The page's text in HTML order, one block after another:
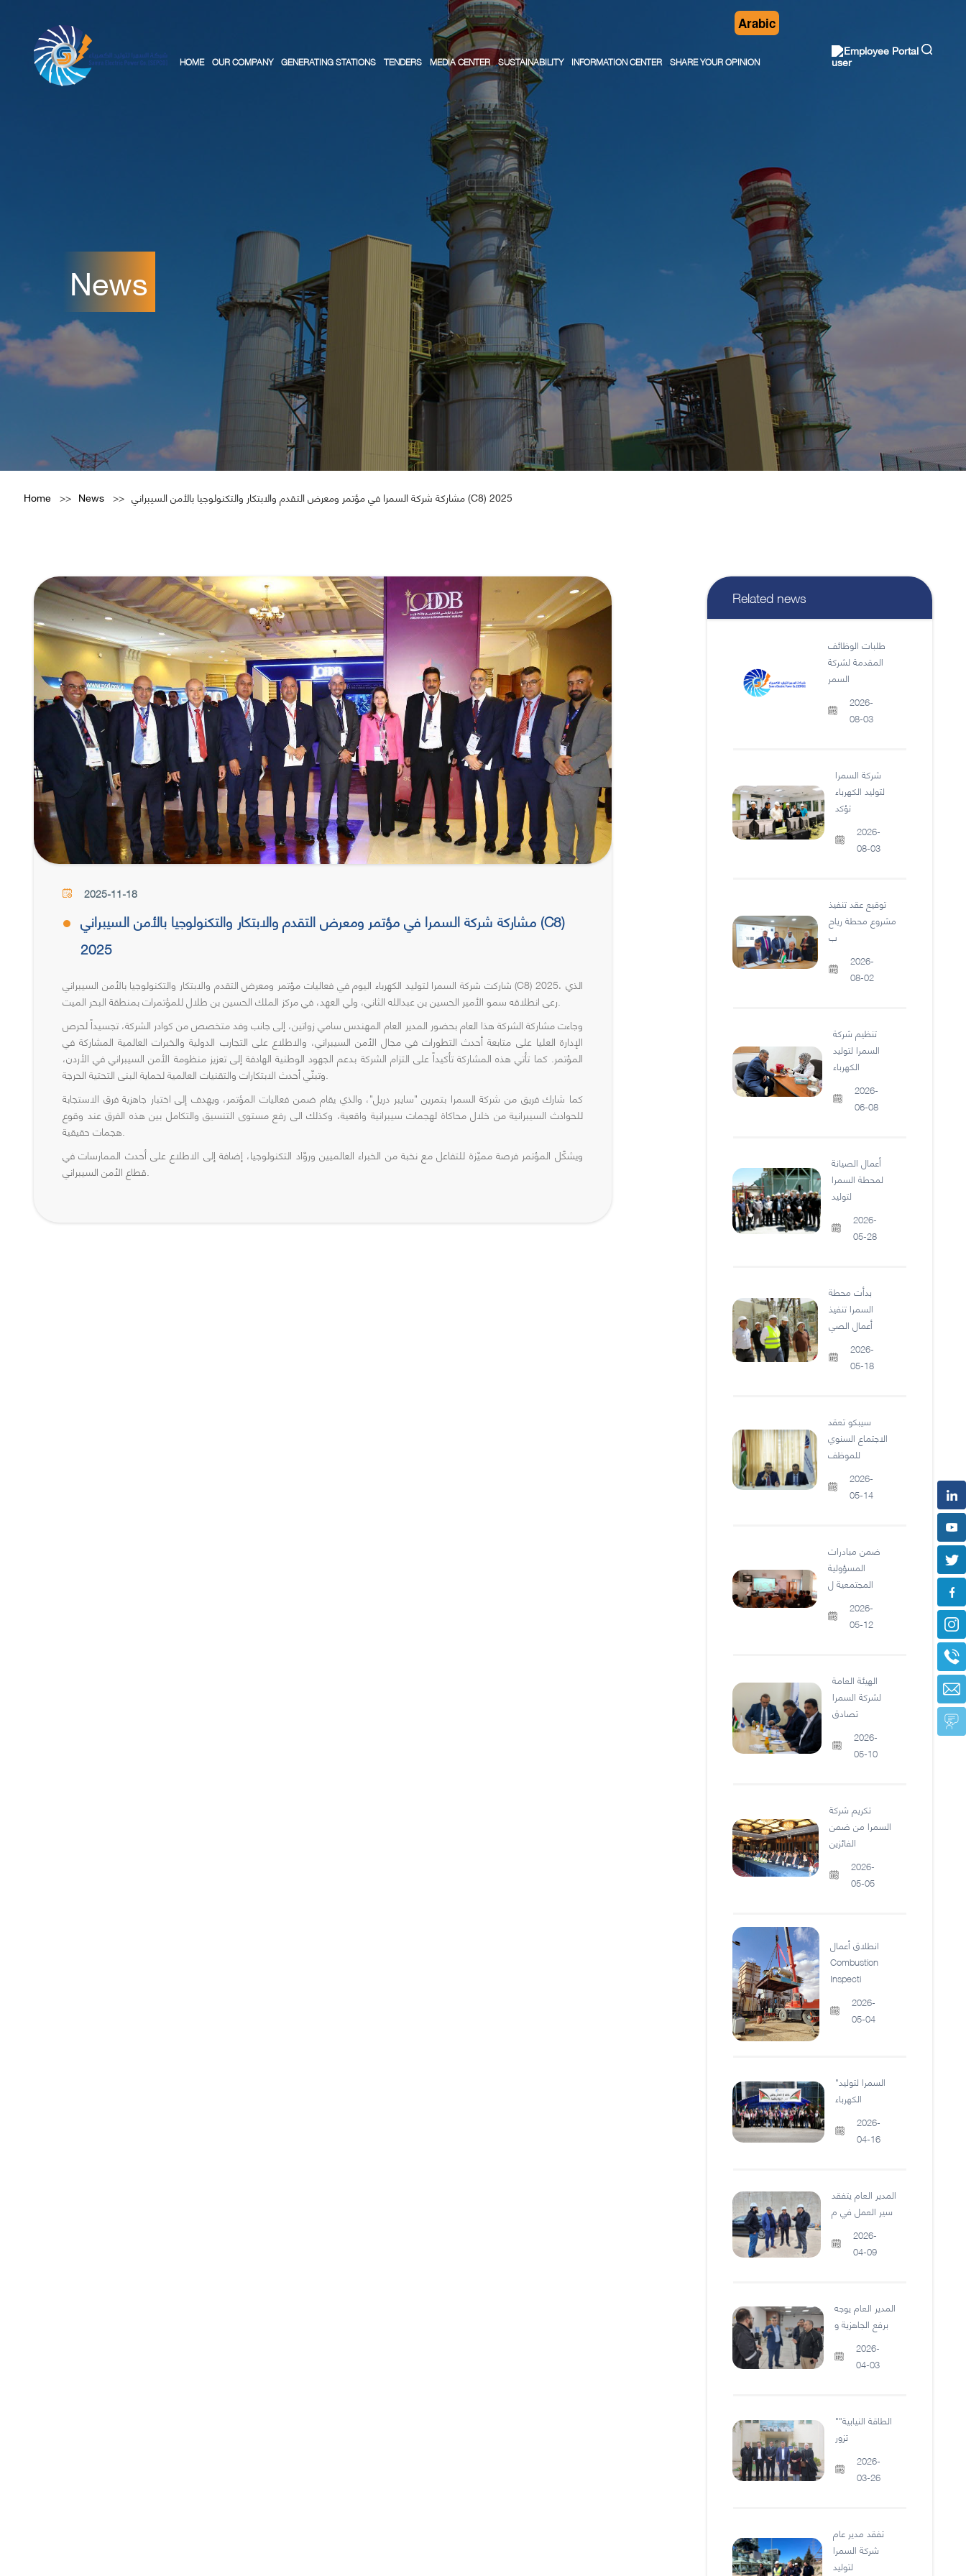
HOME OUR COMPANY GENERATING STATIONS TENDERS MEDIA CENTER SUSTAINABILITY INFORMATION CENTER SHARE YOUR OPINION
Employee Portal
Arabic
News
Home News مشاركة شركة السمرا في مؤتمر ومعرض التقدم والابتكار والتكنولوجيا بالأمن السيبراني (C8) 2025
Related news
طلبات الوظائف
المقدمة لشركة
السمر
2026-
08-03
شركة السمرا
لتوليد الكهرباء
تؤكد
2026-
08-03
توقيع عقد تنفيذ
مشروع محطة رياح
ب
2026-
08-02
تنظيم شركة
السمرا لتوليد
الكهرباء
2026-
06-08
أعمال الصيانة
لمحطة السمرا
لتوليد
2026-
05-28
بدأت محطة
السمرا تنفيذ
أعمال الصي
2026-
05-18
سيبكو تعقد
الاجتماع السنوي
للموظف
2026-
05-14
ضمن مبادرات
المسؤولية
المجتمعية ل
2026-
05-12
الهيئة العامة
لشركة السمرا
تصادق
2026-
05-10
تكريم شركة
السمرا من ضمن
الفائزين
2026-
05-05
انطلاق أعمال
Combustion
Inspecti
2026-
05-04
"السمرا لتوليد
الكهرباء
2026-
04-16
المدير العام يتفقد
سير العمل في م
2026-
04-09
المدير العام يوجه
برفع الجاهزية و
2026-
04-03
"الطاقة النيابية"
تزور
2026-
03-26
تفقد مدير عام
شركة السمرا
لتوليد
2025-11-18
مشاركة شركة السمرا في مؤتمر ومعرض التقدم والابتكار والتكنولوجيا بالأمن السيبراني (C8)
2025
شاركت شركة السمرا لتوليد الكهرباء اليوم في فعاليات مؤتمر ومعرض التقدم والابتكار والتكنولوجيا بالأمن السيبراني (C8) 2025، الذي
رعى انطلاقه سمو الأمير الحسين بن عبدالله الثاني، ولي العهد، في مركز الملك الحسين بن طلال للمؤتمرات بمنطقة البحر الميت.
وجاءت مشاركة الشركة هذا العام بحضور المدير العام المهندس سامي زواتين، إلى جانب وفد متخصص من كوادر الشركة، تجسيداً لحرص
الإدارة العليا على متابعة أحدث التطورات في مجال الأمن السيبراني، والاطلاع على التجارب الدولية والخبرات العالمية المشاركة في
المؤتمر. كما تأتي هذه المشاركة تأكيداً على التزام الشركة بدعم الجهود الوطنية الهادفة إلى تعزيز منظومة الأمن السيبراني في الأردن،
وتبنّي أحدث الابتكارات والتقنيات العالمية لحماية البنى التحتية الحرجة.
كما شارك فريق من شركة السمرا بتمرين "سايبر دريل"، والذي يقام ضمن فعاليات المؤتمر، ويهدف إلى اختبار جاهزية فرق الاستجابة
للحوادث السيبرانية من خلال محاكاة لهجمات سيبرانية واقعية، وكذلك الى رفع مستوى التنسيق والتكامل بين هذه الفرق عند وقوع
هجمات حقيقية.
ويشكّل المؤتمر فرصة مميّزة للتفاعل مع نخبة من الخبراء العالميين وروّاد التكنولوجيا، إضافة إلى الاطلاع على أحدث الممارسات في
قطاع الأمن السيبراني.